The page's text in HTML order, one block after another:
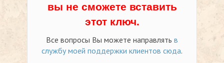
вы не сможете вставить
этот ключ.
Все вопросы Вы можете направлять в
службу моей поддержки клиентов сюда.